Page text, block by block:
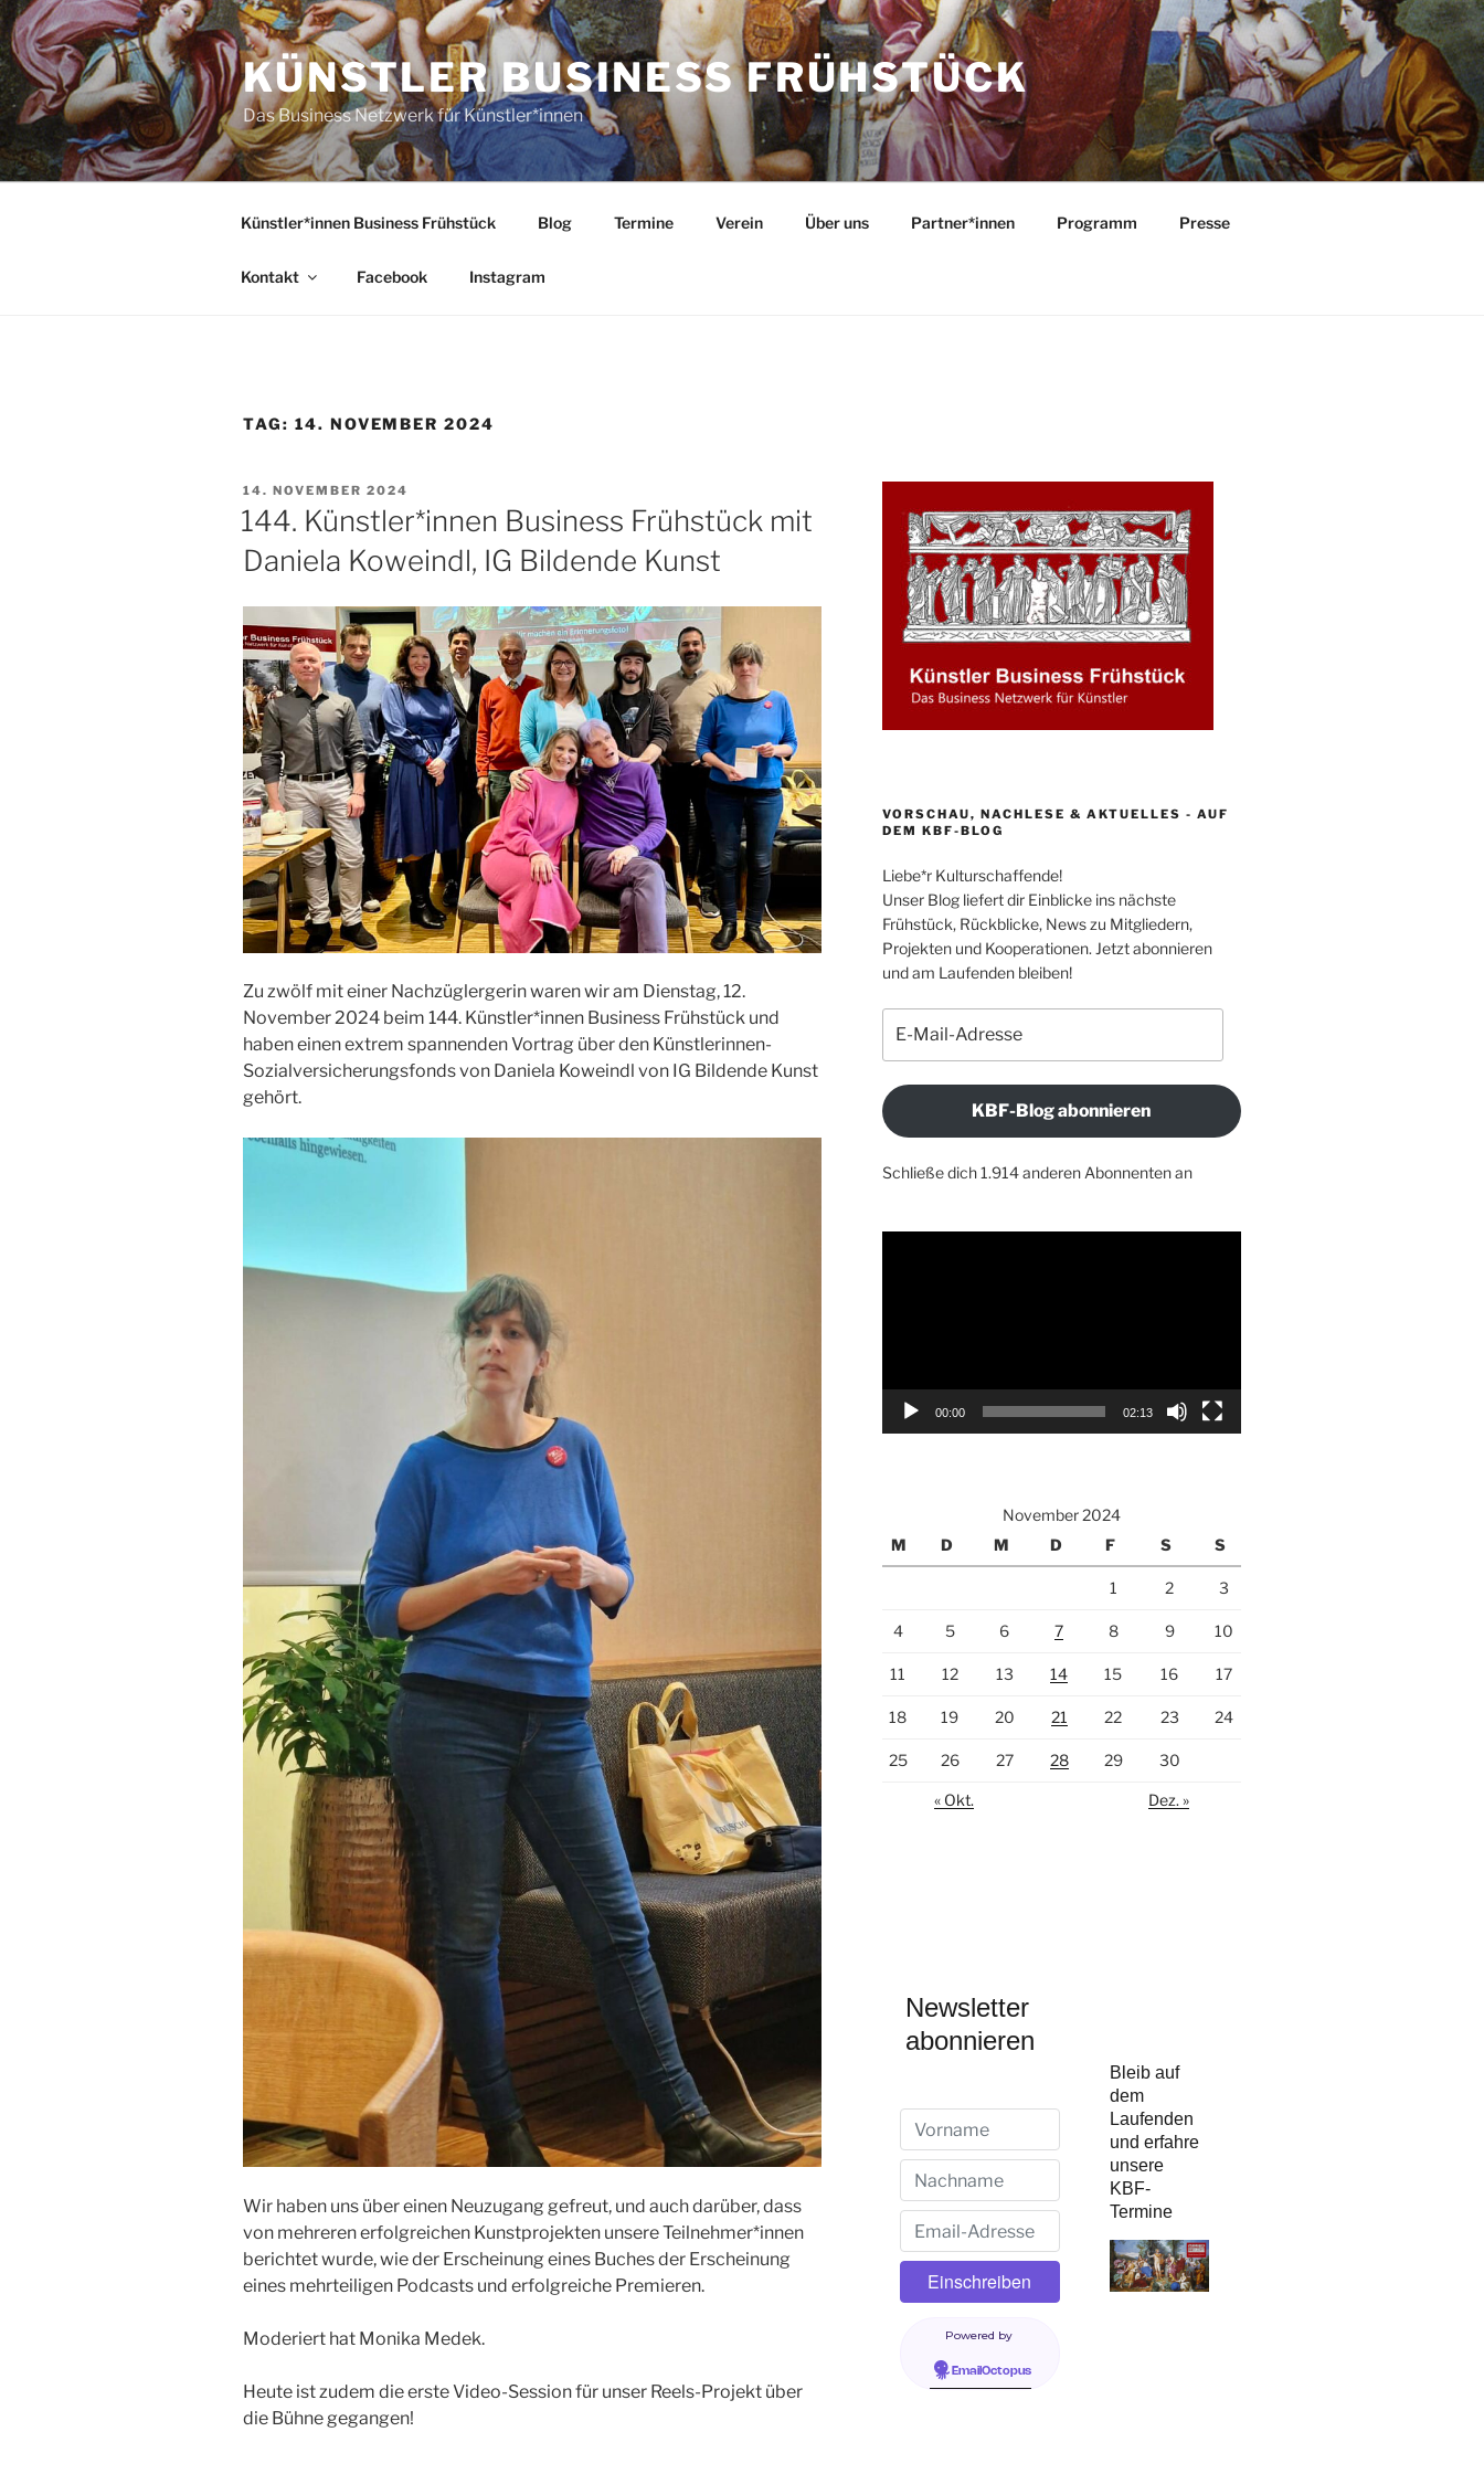
Zum
Inhalt
springen
KÜNSTLER BUSINESS FRÜHSTÜCK
Das Business Netzwerk für Künstler*innen
Künstler*innen Business Frühstück Blog Termine Verein Über uns Partner*innen Programm Presse
Kontakt Facebook Instagram
TAG: 14. NOVEMBER 2024
VERÖFFENTLICHT
AM
14. NOVEMBER 2024
144. Künstler*innen Business Frühstück mit
Daniela Koweindl, IG Bildende Kunst
Zu zwölf mit einer Nachzüglergerin waren wir am Dienstag, 12.
November 2024 beim 144. Künstler*innen Business Frühstück und
haben einen extrem spannenden Vortrag über den Künstlerinnen-
Sozialversicherungsfonds von Daniela Koweindl von IG Bildende Kunst
gehört.
Wir haben uns über einen Neuzugang gefreut, und auch darüber, dass
von mehreren erfolgreichen Kunstprojekten unsere Teilnehmer*innen
berichtet wurde, wie der Erscheinung eines Buches der Erscheinung
eines mehrteiligen Podcasts und erfolgreiche Premieren.
Moderiert hat Monika Medek.
Heute ist zudem die erste Video-Session für unser Reels-Projekt über
die Bühne gegangen!
VORSCHAU, NACHLESE & AKTUELLES - AUF
DEM KBF-BLOG
Liebe*r Kulturschaffende!
Unser Blog liefert dir Einblicke ins nächste
Frühstück, Rückblicke, News zu Mitgliedern,
Projekten und Kooperationen. Jetzt abonnieren
und am Laufenden bleiben!
Mail-
Adresse
KBF-Blog abonnieren
Schließe dich 1.914 anderen Abonnenten an
00:00 02:13
November 2024
M
D M D F S S
1 2 3
4 5 6 7 8 9 10
11 12 13 14 15 16 17
18 19 20 21 22 23 24
25 26 27 28 29 30
« Okt. Dez. »
Newsletter
abonnieren
Powered by
EmailOctopus
Bleib auf
dem
Laufenden
und erfahre
unsere
KBF-
Termine